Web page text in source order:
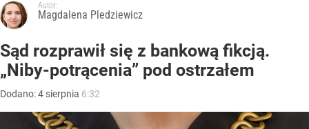
Autor:
Magdalena Pledziewicz
Sąd rozprawił się z bankową fikcją.
„Niby-potrącenia” pod ostrzałem
Dodano:4 sierpnia 6:32